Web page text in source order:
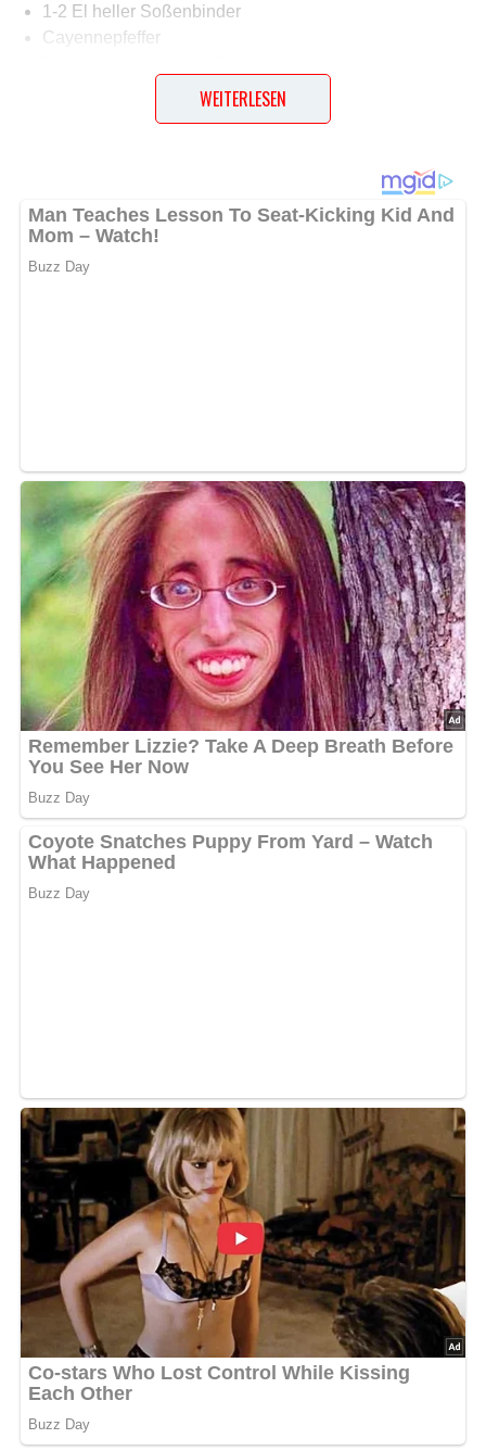
1-2 El heller Soßenbinder
Cayennepfeffer
Dann hinterlasse doch bitte einen Kommentar am
Und so wird es gemacht…
vorgeheizten Backofen bei 170 Grad auf der 2. Schiene
von Unten 10 Minuten garen. Inzwischen die
Paprikawürfel im Bratfett andünsten, mit Brühe ablöschen
und 5 Minuten zugedeckt bei schwacher Hitze garen. Mit
dem Saucenbinder aufkochen. Paprikaschmand
unterrühren, mit Cayennepfeffer und Paprikapulver
abschmecken. 1 1/2 Bund Dill hacken und unter mischen.
Mit dem 1/2 Bund Dill garniert zu den Medaillons
servieren.
WEITERLESEN